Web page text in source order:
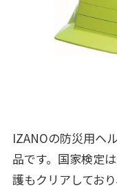
IZANOの防災用ヘ
品です。国家検定
護もクリアしてお